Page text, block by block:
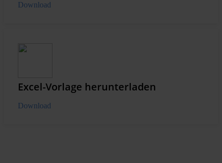
Download
Excel-Vorlage herunterladen
Download